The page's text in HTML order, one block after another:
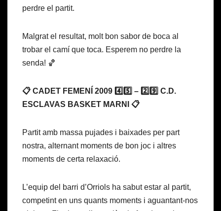
perdre el partit.
Malgrat el resultat, molt bon sabor de boca al
trobar el camí que toca. Esperem no perdre la
senda! 🏀
📋 CADET FEMENÍ 2009 4️⃣5️⃣ – 2️⃣9️⃣ C.D.
ESCLAVAS BASKET MARNI 📋
Partit amb massa pujades i baixades per part
nostra, alternant moments de bon joc i altres
moments de certa relaxació.
L’equip del barri d’Orriols ha sabut estar al partit,
competint en uns quants moments i aguantant-nos